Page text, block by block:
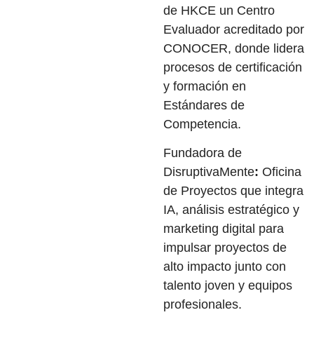
de HKCE un Centro
Evaluador acreditado por
CONOCER, donde lidera
procesos de certificación
y formación en
Estándares de
Competencia.
Fundadora de
DisruptivaMente: Oficina
de Proyectos que integra
IA, análisis estratégico y
marketing digital para
impulsar proyectos de
alto impacto junto con
talento joven y equipos
profesionales.